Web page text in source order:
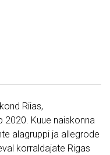
Riias,
2020. Kuue naiskonna
alagruppi ja allegrode
korraldajate Rigas